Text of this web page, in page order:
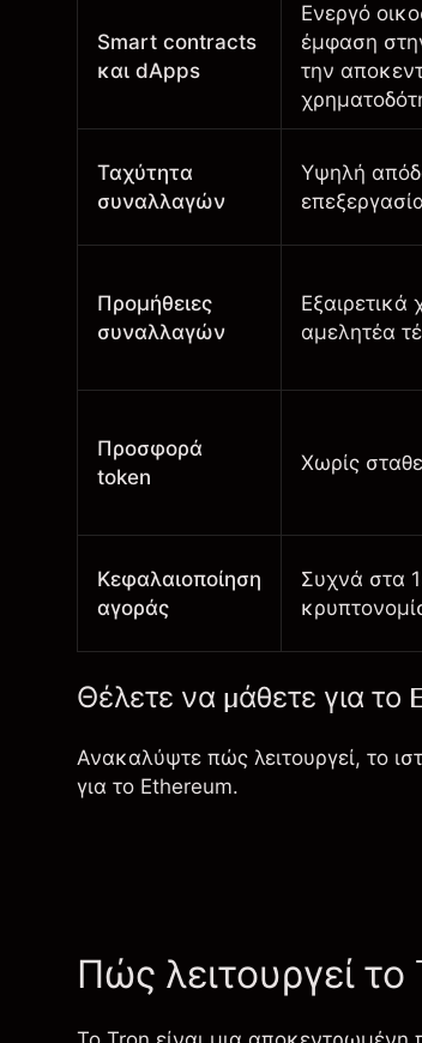
Smart contracts
και dApps
Ενεργό
έμφαση
την
Ταχύτητα
συναλλαγών
Υψηλή
Προμήθειες
συναλλαγών
αμελητέα
Προσφορά
token
Χωρίς
Κεφαλαιοποίηση
αγοράς
Συχνά στα
Θέλετε να μάθετε για το
Ανακαλύψτε πώς λειτουργεί, το
για το Ethereum.
Πώς λειτουργεί το